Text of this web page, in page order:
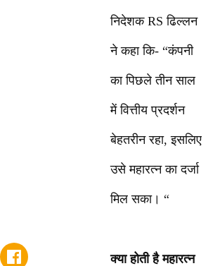
निदेशक RS ढिल्लन
ने कहा कि- “कंपनी
का पिछले तीन साल
में वित्तीय प्रदर्शन
बेहतरीन रहा, इसलिए
उसे महारत्न का दर्जा
मिल सका। “
क्या होती है महारत्न